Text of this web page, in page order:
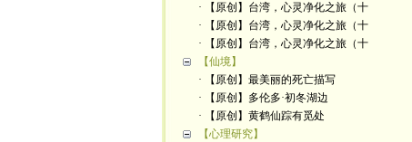
· 【原创】台湾，心灵净化之旅（十
· 【原创】台湾，心灵净化之旅（十
· 【原创】台湾，心灵净化之旅（十
【仙境】
· 【原创】最美丽的死亡描写
· 【原创】多伦多·初冬湖边
· 【原创】黄鹤仙踪有觅处
【心理研究】